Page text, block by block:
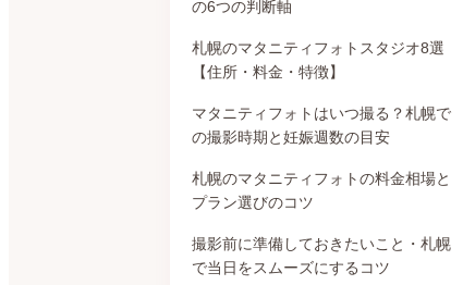
の6つの判断軸
札幌のマタニティフォトスタジオ8選
【住所・料金・特徴】
マタニティフォトはいつ撮る？札幌で
の撮影時期と妊娠週数の目安
札幌のマタニティフォトの料金相場と
プラン選びのコツ
撮影前に準備しておきたいこと・札幌
で当日をスムーズにするコツ